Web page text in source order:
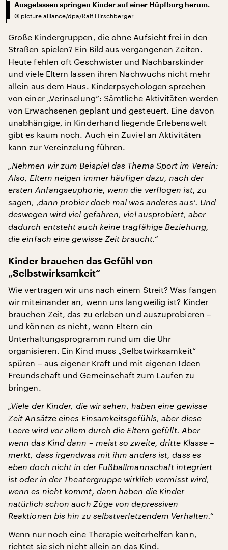
Ausgelassen springen Kinder auf einer Hüpfburg herum.
© picture alliance/dpa/Ralf Hirschberger
Große Kindergruppen, die ohne Aufsicht frei in den
Straßen spielen? Ein Bild aus vergangenen Zeiten.
Heute fehlen oft Geschwister und Nachbarskinder
und viele Eltern lassen ihren Nachwuchs nicht mehr
allein aus dem Haus. Kinderpsychologen sprechen
von einer „Verinselung“: Sämtliche Aktivitäten werden
von Erwachsenen geplant und gesteuert. Eine davon
unabhängige, in Kinderhand liegende Erlebenswelt
gibt es kaum noch. Auch ein Zuviel an Aktivitäten
kann zur Vereinzelung führen.
„Nehmen wir zum Beispiel das Thema Sport im Verein:
Also, Eltern neigen immer häufiger dazu, nach der
ersten Anfangseuphorie, wenn die verflogen ist, zu
sagen, ‚dann probier doch mal was anderes aus‘. Und
deswegen wird viel gefahren, viel ausprobiert, aber
dadurch entsteht auch keine tragfähige Beziehung,
die einfach eine gewisse Zeit braucht.“
Kinder brauchen das Gefühl von
„Selbstwirksamkeit“
Wie vertragen wir uns nach einem Streit? Was fangen
wir miteinander an, wenn uns langweilig ist? Kinder
brauchen Zeit, das zu erleben und auszuprobieren –
und können es nicht, wenn Eltern ein
Unterhaltungsprogramm rund um die Uhr
organisieren. Ein Kind muss „Selbstwirksamkeit“
spüren – aus eigener Kraft und mit eigenen Ideen
Freundschaft und Gemeinschaft zum Laufen zu
bringen.
„Viele der Kinder, die wir sehen, haben eine gewisse
Zeit Ansätze eines Einsamkeitsgefühls, aber diese
Leere wird vor allem durch die Eltern gefüllt. Aber
wenn das Kind dann – meist so zweite, dritte Klasse –
merkt, dass irgendwas mit ihm anders ist, dass es
eben doch nicht in der Fußballmannschaft integriert
ist oder in der Theatergruppe wirklich vermisst wird,
wenn es nicht kommt, dann haben die Kinder
natürlich schon auch Züge von depressiven
Reaktionen bis hin zu selbstverletzendem Verhalten.“
Wenn nur noch eine Therapie weiterhelfen kann,
richtet sie sich nicht allein an das Kind.